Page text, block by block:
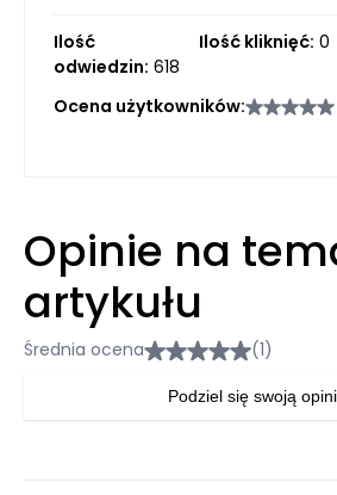
Ilość
odwiedzin: 618
Ilość kliknięć: 0
Ocena użytkowników:
Opinie na
artykułu
Średnia ocena (1)
Podziel się swoją